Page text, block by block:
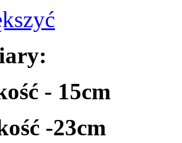
- 15cm
-23cm